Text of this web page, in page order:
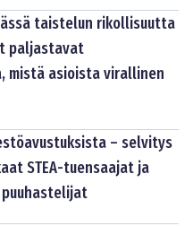
taistelun rikollisuutta
paljastavat
mistä asioista virallinen
– selvitys
STEA-tuensaajat ja